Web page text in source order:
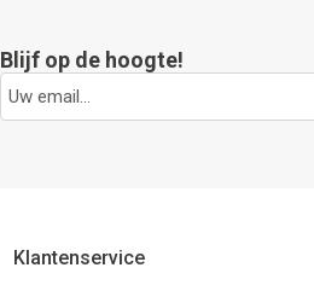
Blijf op de hoogte!
Klantenservice